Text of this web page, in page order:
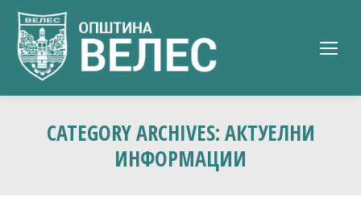
CATEGORY ARCHIVES:АКТУЕЛНИ
ИНФОРМАЦИИ